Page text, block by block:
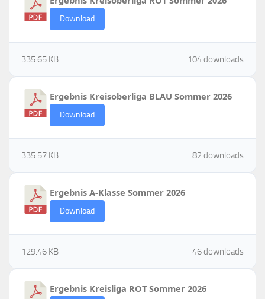
Download
104 downloads
335.65 KB
Ergebnis Kreisoberliga BLAU Sommer 2026
Download
82 downloads
335.57 KB
Ergebnis A-Klasse Sommer 2026
Download
46 downloads
129.46 KB
Ergebnis Kreisliga ROT Sommer 2026